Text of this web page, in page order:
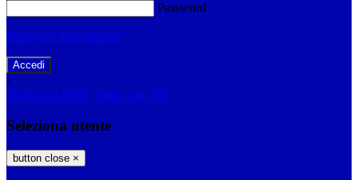
Password
Password dimenticata?
-
Entra con SPID Entra con CIE
Seleziona utente
button close ×